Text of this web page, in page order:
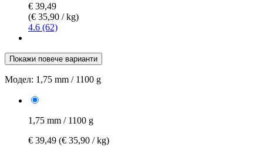
€ 39,49
(€ 35,90 / kg)
4.6 (62)
Покажи повече варианти
Модел: 1,75 mm / 1100 g
1,75 mm / 1100 g
€ 39,49 (€ 35,90 / kg)